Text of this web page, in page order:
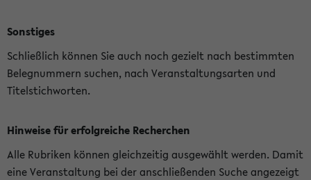
Sonstiges
Schließlich können Sie auch noch gezielt nach bestimmten
Belegnummern suchen, nach Veranstaltungsarten und
Titelstichworten.
Hinweise für erfolgreiche Recherchen
Alle Rubriken können gleichzeitig ausgewählt werden. Damit
eine Veranstaltung bei der anschließenden Suche angezeigt